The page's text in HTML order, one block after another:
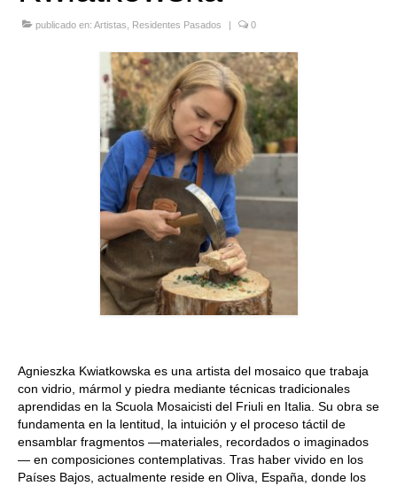
Quedate con nosotras
publicado en: Artistas Residentes Pasados | 0
Agnieszka Kwiatkowska es una artista del mosaico que trabaja
con vidrio, mármol y piedra mediante técnicas tradicionales
aprendidas en la Scuola Mosaicisti del Friuli en Italia. Su obra se
fundamenta en la lentitud, la intuición y el proceso táctil de
ensamblar fragmentos —materiales, recordados o imaginados
— en composiciones contemplativas. Tras haber vivido en los
Países Bajos, actualmente reside en Oliva, España, donde los